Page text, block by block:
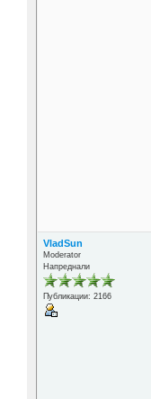
VladSun
Moderator
Напреднали
Публикации: 2166